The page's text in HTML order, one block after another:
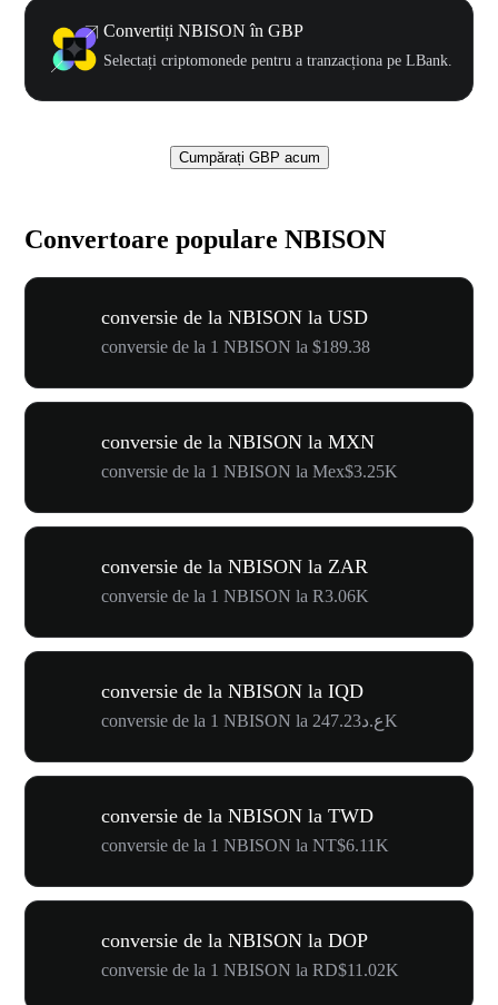
Convertiți NBISON în GBP
Selectați criptomonede pentru a tranzacționa pe LBank.
Cumpărați GBP acum
Convertoare populare NBISON
conversie de la NBISON la USD
conversie de la 1 NBISON la $189.38
conversie de la NBISON la MXN
conversie de la 1 NBISON la Mex$3.25K
conversie de la NBISON la ZAR
conversie de la 1 NBISON la R3.06K
conversie de la NBISON la IQD
conversie de la 1 NBISON la ع.د247.23K
conversie de la NBISON la TWD
conversie de la 1 NBISON la NT$6.11K
conversie de la NBISON la DOP
conversie de la 1 NBISON la RD$11.02K